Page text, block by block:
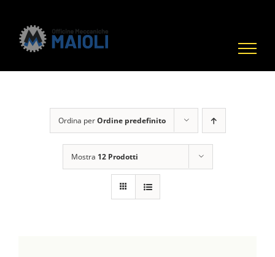
contenuto
Ordina perOrdine predefinito
Mostra 12 Prodotti